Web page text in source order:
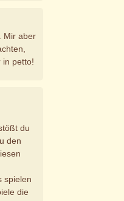
Mir aber
in petto!
du
den
spielen
die